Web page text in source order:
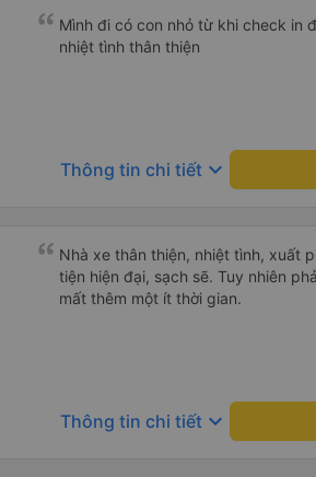
Mình đi có con nhỏ từ khi check in
nhiệt tình thân thiện
Thông tin chi tiết keyboard_arrow_down
Nhà xe thân thiện, nhiệt tình, xuất
tiện hiện đại, sạch sẽ. Tuy nhiên
mất thêm một ít thời gian.
Thông tin chi tiết keyboard_arrow_down